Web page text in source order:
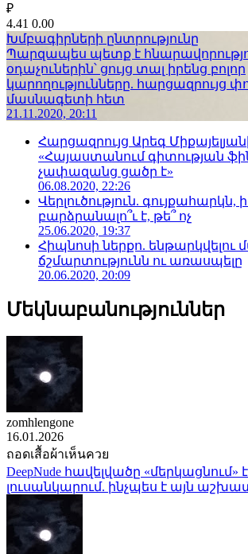
₽
4.41 0.00
Խմբագիրների ընտրությունը
Պարզապես պետք է
օդաչուներին՝ ցույց տալ իրենց բոլոր
կարողությունները. հարցազրույց
մասնագետի հետ
21.11.2020, 20:11
Հարցազրույց Արեգ
«Հայաստանում գիտության
չափազանց ցածր է»
06.08.2020, 22:26
Վերլուծություն. գույքահարկն,
բարձրանալո՞ւ է, թե՞ ոչ
25.06.2020, 19:37
Հիպնոսի ներքո. ենթարկվելու
ճշմարտությունն ու առասպելը
20.06.2020, 20:09
Մեկնաբանություններ
zomhlengone
16.01.2026
ถอดเสื้อผ้าเห็นควย
DeepNude հավելվածը
լուսանկարում. ինչպես է այն